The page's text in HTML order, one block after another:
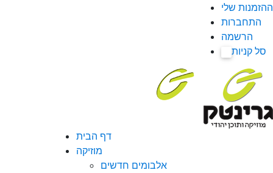
ההזמנות שלי
התחברות
הרשמה
סל קניות
דף הבית
מוזיקה
אלבומים חדשים